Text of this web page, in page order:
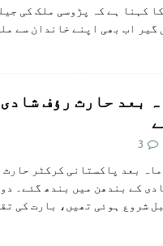
کہنا ہے کہ پڑوسی ملک کی
گیر اب بھی اپنے خاندان سے
کے 8 ماہ بعد حارث رؤف
3
نکاح کے تقریبا 8 ماہ بعد پاکستانی
کے بندھن میں بندھ گئے۔
شروع ہوئی تھیں، بارت کی